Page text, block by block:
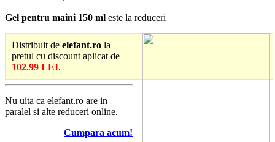
Gel pentru maini 150 ml este la reduceri
Distribuit de elefant.ro la
pretul cu discount aplicat de
102.99 LEI.
Nu uita ca elefant.ro are in
paralel si alte reduceri online.
Cumpara acum!